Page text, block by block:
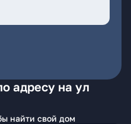
адресу на ул
найти свой дом